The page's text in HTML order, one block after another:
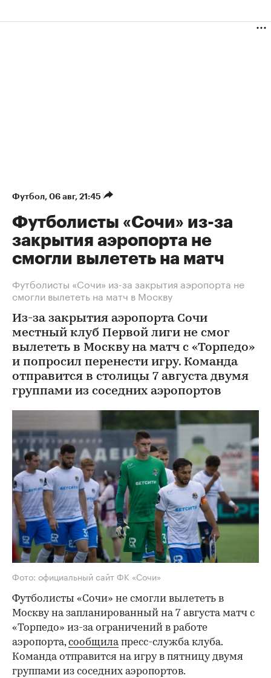
Футбол⁠, 06 авг, 21:45
Футболисты «Сочи» из-за
закрытия аэропорта не
смогли вылететь на матч
Футболисты «Сочи» из-за закрытия аэропорта не
смогли вылететь на матч в Москву
Из-за закрытия аэропорта Сочи
местный клуб Первой лиги не смог
вылететь в Москву на матч с «Торпедо»
и попросил перенести игру. Команда
отправится в столицы 7 августа двумя
группами из соседних аэропортов
Фото: официальный сайт ФК «Сочи»
Футболисты «Сочи» не смогли вылететь в
Москву на запланированный на 7 августа матч с
«Торпедо» из-за ограничений в работе
аэропорта,сообщилапресс-служба клуба.
Команда отправится на игру в пятницу двумя
группами из соседних аэропортов.